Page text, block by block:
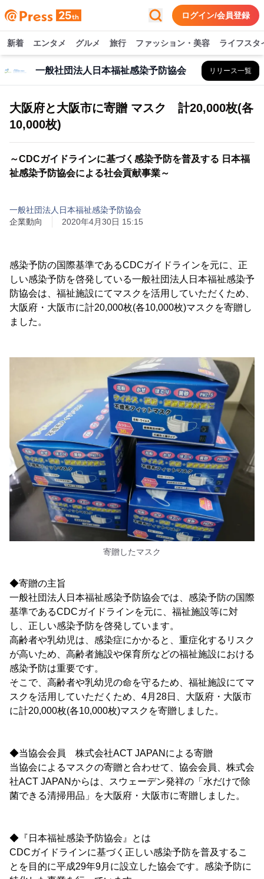
ログイン/会員登録
新着 エンタメ グルメ 旅行 ファッション・美容 ライフスタ
一般社団法人日本福祉感染予防協会 リリース一覧
大阪府と大阪市に寄贈 マスク 計20,000枚(各
10,000枚)
～CDCガイドラインに基づく感染予防を普及する 日本福
祉感染予防協会による社会貢献事業～
一般社団法人日本福祉感染予防協会
企業動向
2020年4月30日 15:15
感染予防の国際基準であるCDCガイドラインを元に、正
しい感染予防を啓発している一般社団法人日本福祉感染予
防協会は、福祉施設にてマスクを活用していただくため、
大阪府・大阪市に計20,000枚(各10,000枚)マスクを寄贈し
ました。
寄贈したマスク
◆寄贈の主旨
一般社団法人日本福祉感染予防協会では、感染予防の国際
基準であるCDCガイドラインを元に、福祉施設等に対
し、正しい感染予防を啓発しています。
高齢者や乳幼児は、感染症にかかると、重症化するリスク
が高いため、高齢者施設や保育所などの福祉施設における
感染予防は重要です。
そこで、高齢者や乳幼児の命を守るため、福祉施設にてマ
スクを活用していただくため、4月28日、大阪府・大阪市
に計20,000枚(各10,000枚)マスクを寄贈しました。
◆当協会会員 株式会社ACT JAPANによる寄贈
当協会によるマスクの寄贈と合わせて、協会会員、株式会
社ACT JAPANからは、スウェーデン発祥の「水だけで除
菌できる清掃用品」を大阪府・大阪市に寄贈しました。
◆『日本福祉感染予防協会』とは
CDCガイドラインに基づく正しい感染予防を普及するこ
とを目的に平成29年9月に設立した協会です。感染予防に